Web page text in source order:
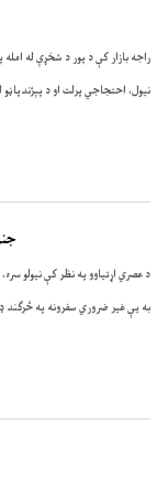
راجه بازار کې د پور د شخړې له
نیول، احتجاجي پرلت او د پېژندپاڼو
د عصري اړتیاوو په نظر کې نیولو
به یې غیر ضروري سفرونه په